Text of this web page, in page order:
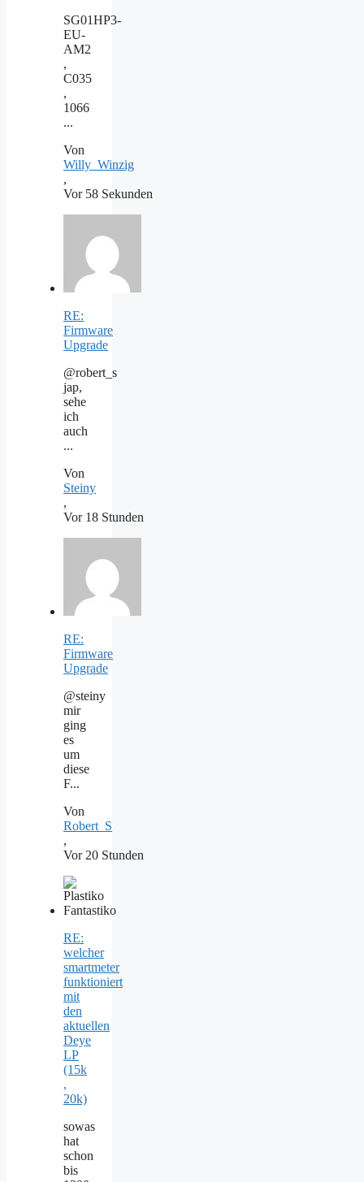
SG01HP3-
EU-
AM2
,
C035
,
1066
...
Von
Willy_Winzig
,
Vor 58 Sekunden
RE:
Firmware
Upgrade
@robert_s
jap,
sehe
ich
auch
...
Von
Steiny
,
Vor 18 Stunden
RE:
Firmware
Upgrade
@steiny
mir
ging
es
um
diese
F...
Von
Robert_S
,
Vor 20 Stunden
RE:
welcher
smartmeter
funktioniert
mit
den
aktuellen
Deye
LP
(15k
,
20k)
sowas
hat
schon
bis